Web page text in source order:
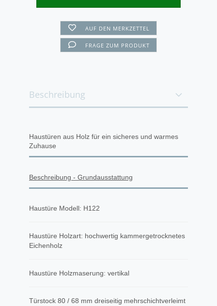
AUF DEN MERKZETTEL
FRAGE ZUM PRODUKT
Beschreibung
Haustüren aus Holz für ein sicheres und warmes
Zuhause
Beschreibung - Grundausstattung
Haustüre Modell: H122
Haustüre Holzart: hochwertig kammergetrocknetes
Eichenholz
Haustüre Holzmaserung: vertikal
Türstock 80 / 68 mm dreiseitig mehrschichtverleimt